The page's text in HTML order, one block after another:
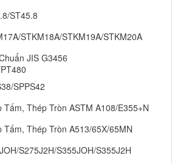
ST45.8
STKM18A/STKM19A/STKM20A
JIS G3456
SPPS42
Thép Tròn ASTM A108/E355+N
Thép Tròn A513/65X/65MN
S275J2H/S355JOH/S355J2H